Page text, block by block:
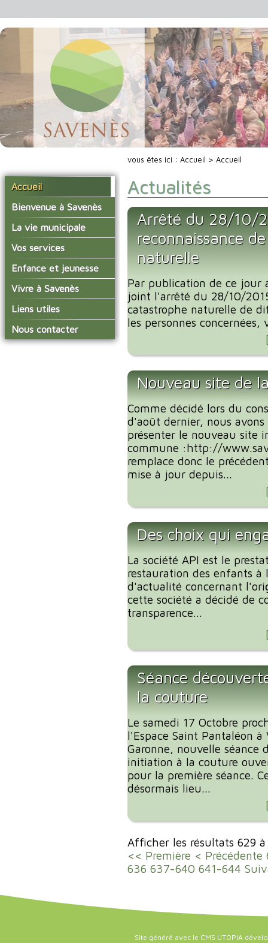
Accueil
Bienvenue à Savenès
Situer Savenès
Savenès en chiffre
L'histoire du village
Actualités de Savenès
sur ladepeche.fr
La vie municipale
Vos élus
Les compte-rendus du
conseil municipal
Les commissions
Les diverses
délégations/syndicats
L'urbanisme
Vos services
La mairie
Le service technique
Les services de l'école
Les installations
municipales
La collecte des ordures
Enfance et jeunesse
L'école primaire
La garderie et la cantine
Le temps périscolaire
La petite enfance
Vivre à Savenès
Agenda Salle des Fetes
Liens utiles
Communauté de
Communes Grand Sud
Tarn et Garonne
Nous contacter
vous êtes ici : Accueil > Accueil
Actualités
Arrêté du 28/10/
reconnaissance
naturelle
Par publication de ce
joint l'arrêté du 28/10/
catastrophe naturelle de
les personnes concernées,
Nouveau site de
Comme décidé lors du
d'août dernier, nous
présenter le nouveau site
commune :http://
remplace donc le
mise à jour depuis...
Des choix qui
La société API est le
restauration des enfants à
d'actualité concernant
cette société a décidé de
transparence...
Séance
la couture
Le samedi 17 Octobre
l'Espace Saint Pantaléon
Garonne, nouvelle séance
initiation à la couture
pour la première séance.
désormais lieu...
Afficher les résultats 629
<< Première < Précédente
636 637-640 641-644
Site généré avec le CMS UTOPIA